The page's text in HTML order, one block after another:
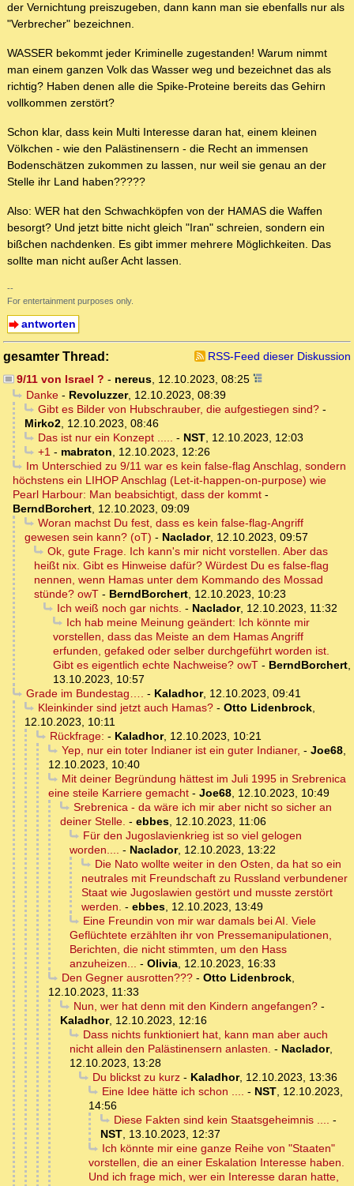
der Vernichtung preiszugeben, dann kann man sie ebenfalls nur als
"Verbrecher" bezeichnen.
WASSER bekommt jeder Kriminelle zugestanden! Warum nimmt
man einem ganzen Volk das Wasser weg und bezeichnet das als
richtig? Haben denen alle die Spike-Proteine bereits das Gehirn
vollkommen zerstört?
Schon klar, dass kein Multi Interesse daran hat, einem kleinen
Völkchen - wie den Palästinensern - die Recht an immensen
Bodenschätzen zukommen zu lassen, nur weil sie genau an der
Stelle ihr Land haben?????
Also: WER hat den Schwachköpfen von der HAMAS die Waffen
besorgt? Und jetzt bitte nicht gleich "Iran" schreien, sondern ein
bißchen nachdenken. Es gibt immer mehrere Möglichkeiten. Das
sollte man nicht außer Acht lassen.
--
For entertainment purposes only.
antworten
gesamter Thread:
RSS-Feed dieser Diskussion
9/11 von Israel ? - nereus, 12.10.2023, 08:25
Danke- Revoluzzer, 12.10.2023, 08:39
Gibt es Bilder von Hubschrauber, die aufgestiegen sind?-
Mirko2, 12.10.2023, 08:46
Das ist nur ein Konzept ..... - NST, 12.10.2023, 12:03
+1- mabraton, 12.10.2023, 12:26
Im Unterschied zu 9/11 war es kein false-flag Anschlag, sondern
höchstens ein LIHOP Anschlag (Let-it-happen-on-purpose) wie
Pearl Harbour: Man beabsichtigt, dass der kommt -
BerndBorchert, 12.10.2023, 09:09
Woran machst Du fest, dass es kein false-flag-Angriff
gewesen sein kann? (oT) - Naclador, 12.10.2023, 09:57
Ok, gute Frage. Ich kann's mir nicht vorstellen. Aber das
heißt nix. Gibt es Hinweise dafür? Würdest Du es false-flag
nennen, wenn Hamas unter dem Kommando des Mossad
stünde? owT - BerndBorchert, 12.10.2023, 10:23
Ich weiß noch gar nichts. - Naclador, 12.10.2023, 11:32
Ich hab meine Meinung geändert: Ich könnte mir
vorstellen, dass das Meiste an dem Hamas Angriff
erfunden, gefaked oder selber durchgeführt worden ist.
Gibt es eigentlich echte Nachweise? owT - BerndBorchert,
13.10.2023, 10:57
Grade im Bundestag…. - Kaladhor, 12.10.2023, 09:41
Kleinkinder sind jetzt auch Hamas?- Otto Lidenbrock,
12.10.2023, 10:11
Rückfrage: - Kaladhor, 12.10.2023, 10:21
Yep, nur ein toter Indianer ist ein guter Indianer, - Joe68,
12.10.2023, 10:40
Mit deiner Begründung hättest im Juli 1995 in Srebrenica
eine steile Karriere gemacht - Joe68, 12.10.2023, 10:49
Srebrenica - da wäre ich mir aber nicht so sicher an
deiner Stelle. - ebbes, 12.10.2023, 11:06
Für den Jugoslavienkrieg ist so viel gelogen
worden.... - Naclador, 12.10.2023, 13:22
Die Nato wollte weiter in den Osten, da hat so ein
neutrales mit Freundschaft zu Russland verbundener
Staat wie Jugoslawien gestört und musste zerstört
werden. - ebbes, 12.10.2023, 13:49
Eine Freundin von mir war damals bei AI. Viele
Geflüchtete erzählten ihr von Pressemanipulationen,
Berichten, die nicht stimmten, um den Hass
anzuheizen... - Olivia, 12.10.2023, 16:33
Den Gegner ausrotten???- Otto Lidenbrock,
12.10.2023, 11:33
Nun, wer hat denn mit den Kindern angefangen?-
Kaladhor, 12.10.2023, 12:16
Dass nichts funktioniert hat, kann man aber auch
nicht allein den Palästinensern anlasten. - Naclador,
12.10.2023, 13:28
Du blickst zu kurz- Kaladhor, 12.10.2023, 13:36
Eine Idee hätte ich schon .... - NST, 12.10.2023,
14:56
Diese Fakten sind kein Staatsgeheimnis .... -
NST, 13.10.2023, 12:37
Ich könnte mir eine ganze Reihe von "Staaten"
vorstellen, die an einer Eskalation Interesse haben.
Und ich frage mich, wer ein Interesse daran hatte,